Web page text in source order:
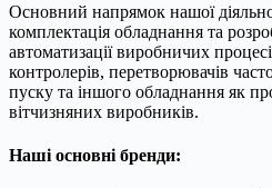
Основний напрямок нашої
комплектація обладнання та
автоматизації виробничих
контролерів, перетворювачів
пуску та іншого обладнання як
вітчизняних виробників.
Наші основні бренди: